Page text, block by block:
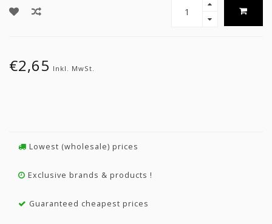
€2,65 Inkl. MwSt.
Lowest (wholesale) prices
Exclusive brands & products !
Guaranteed cheapest prices